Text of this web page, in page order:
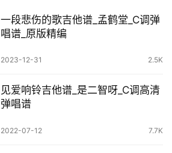
一段悲伤的歌吉他谱_孟鹤堂_C调弹
唱谱_原版精编
2023-12-31 2.5K
见爱响铃吉他谱_是二智呀_C调高清
弹唱谱
2022-07-12 7.7K